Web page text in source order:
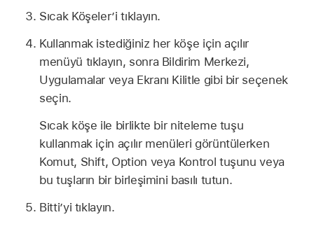
Sıcak Köşeler’i tıklayın.
Kullanmak istediğiniz her köşe için açılır
menüyü tıklayın, sonra Bildirim Merkezi,
Uygulamalar veya Ekranı Kilitle gibi bir seçenek
seçin.
Sıcak köşe ile birlikte bir niteleme tuşu
kullanmak için açılır menüleri görüntülerken
Komut, Shift, Option veya Kontrol tuşunu veya
bu tuşların bir birleşimini basılı tutun.
Bitti’yi tıklayın.